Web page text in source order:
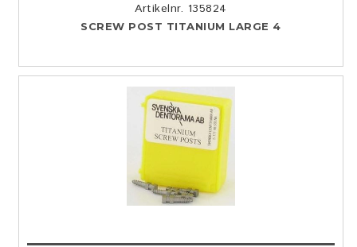
Artikelnr. 135824
SCREW POST TITANIUM LARGE 4